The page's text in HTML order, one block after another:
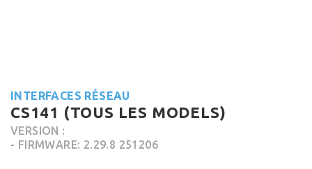
INTERFACES RÉSEAU
CS141 (TOUS LES MODELS)
VERSION :
- FIRMWARE: 2.29.8 251206